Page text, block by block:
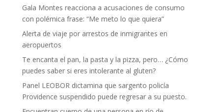
Gala Montes reacciona a acusaciones de consumo
con polémica frase: “Me meto lo que quiera”
Alerta de viaje por arrestos de inmigrantes en
aeropuertos
Te encanta el pan, la pasta y la pizza, pero… ¿Cómo
puedes saber si eres intolerante al gluten?
Panel LEOBOR dictamina que sargento policía
Providence suspendido puede regresar a su puesto.